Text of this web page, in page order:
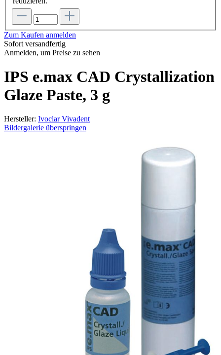
Zum Kaufen anmelden
Sofort versandfertig
Anmelden, um Preise zu sehen
IPS e.max CAD Crystallization
Glaze Paste, 3 g
Hersteller: Ivoclar Vivadent
Bildergalerie überspringen